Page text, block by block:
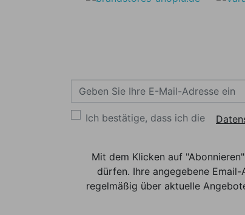
Ich bestätige, dass ich die
Mit dem Klicken auf
dürfen. Ihre angegebene
regelmäßig über aktuelle